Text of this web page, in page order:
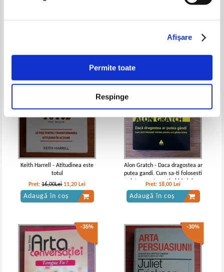
Afişare
Permite toate
Respinge
simple step (volumul 1)
Keith Harrell - Atitudinea este
totul
Pret:16,00Lei 11,20 Lei
Adaugă în coș
Alon Gratch - Daca dragostea ar
putea gandi. Cum sa-ti folosesti
mintea pentru a-ti ghida inima
Pret: 18,00 Lei
Adaugă în coș
-35% -30%